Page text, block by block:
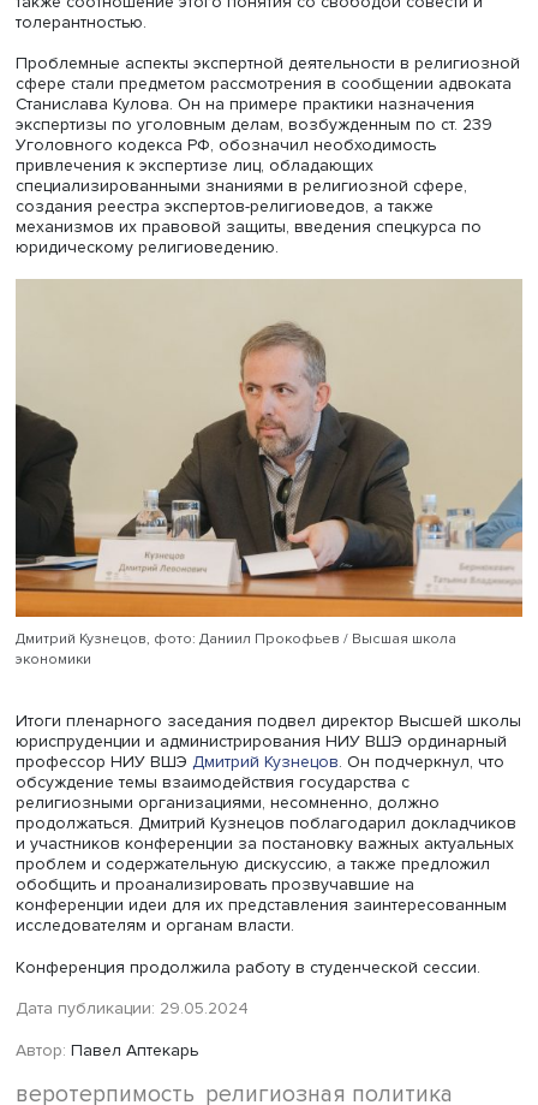
Позднее концепт светского государства дополнился
свободой вероисповедания. Однако, как заключил
докладчик, самобытность отечественной истории
(господствующая веками православная вера,
провозглашенный на государственном уровне атеизм
советских времен, нынешнее возрождение
начал) обусловливает коррективы понимания понятия
принципов светскости государства.
Сергей Киришов (Геше Йонтен Лодой), фото: Даниил
Высшая школа экономики
Председатель Центрального духовного управления
буддистов, член Общественной палаты РФ, член
Общественной палаты Республики Калмыкия, член
Московской общины буддистов Сергей Киришов (Геше
Лодой) подчеркнул, что взаимодействие буддистской
с государством вышло в России на более высокий
благодаря координирующей роли Фонда содействия
буддийскому образованию и исследованиям. Он
привлекать к разработке законопроектов,
чувствительные для религиозных общин проблемы,